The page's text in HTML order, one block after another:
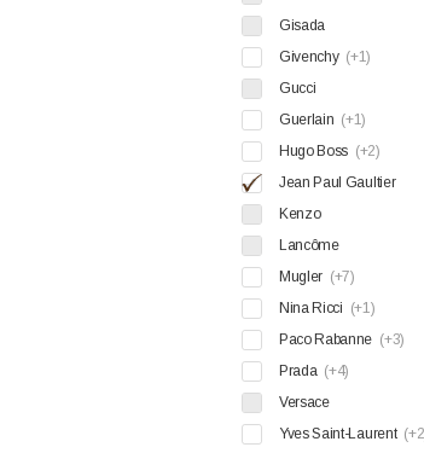
Gisada
Givenchy (+1)
Gucci
Guerlain (+1)
Hugo Boss (+2)
Jean Paul Gaultier
Kenzo
Lancôme
Mugler (+7)
Nina Ricci (+1)
Paco Rabanne (+3)
Prada (+4)
Versace
Yves Saint-Laurent